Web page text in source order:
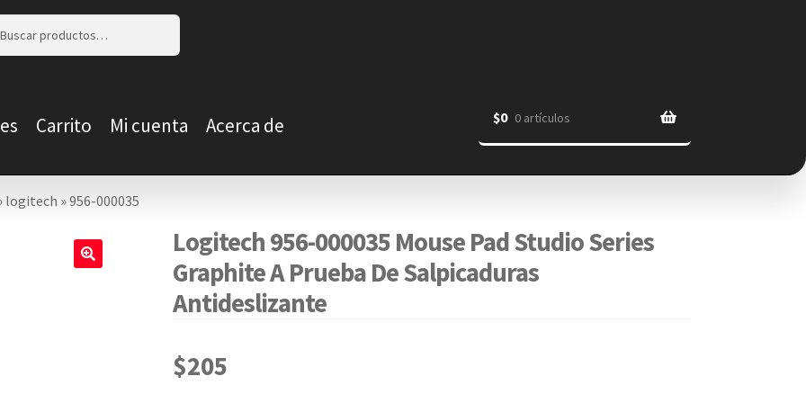
Carrito Mi cuenta Acerca de $0 0 artículos
logitech »956-000035
Logitech 956-000035 Mouse Pad Studio Series
Graphite A Prueba De Salpicaduras
Antideslizante
$205